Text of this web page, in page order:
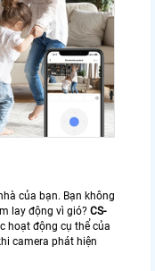
của bạn. Bạn không
lay động vì gió? CS-
hoạt động cụ thể của
camera phát hiện